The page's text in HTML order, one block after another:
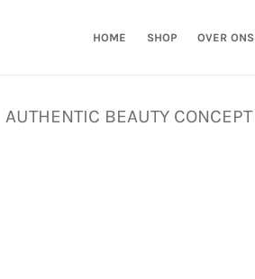
HOME SHOP OVER ONS
AUTHENTIC BEAUTY CONCEPT